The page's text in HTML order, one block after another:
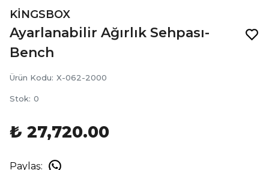
KİNGSBOX
Ayarlanabilir Ağırlık Sehpası-
Bench
Ürün Kodu: X-062-2000
Stok: 0
₺ 27,720.00
Paylaş: